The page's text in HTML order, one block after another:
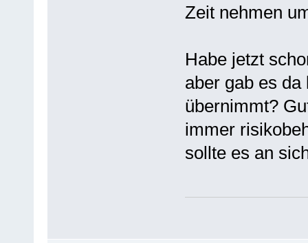
Zeit nehmen
Habe jetzt
aber gab es
übernimmt?
immer
sollte es an